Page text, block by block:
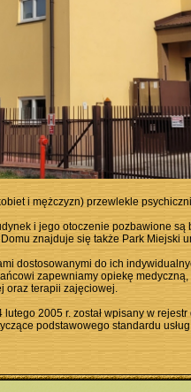
i mężczyzn) przewlekle
i jego otoczenie pozbawione
znajduje się także Park Miejski
dostosowanymi do ich
zapewniamy opiekę
oraz terapii zajęciowej.
2005 r. został wpisany w
podstawowego standardu